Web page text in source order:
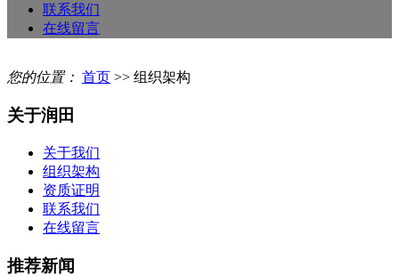
联系我们
在线留言
您的位置： 首页 >> 组织架构
关于润田
关于我们
组织架构
资质证明
联系我们
在线留言
推荐新闻